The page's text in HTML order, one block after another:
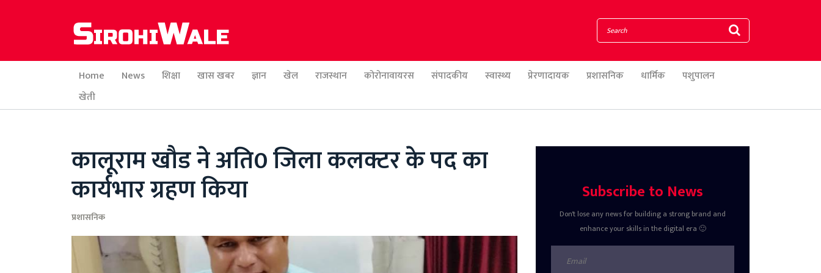
Home News शिक्षा खास खबर ज्ञान खेल राजस्थान कोरोनावायरस संपादकीय स्वास्थ्य प्रेरणादायक प्रशासनिक धार्मिक
पशुपालन
खेती
कालूराम खौड ने अति0 जिला कलक्टर के पद का
कार्यभार ग्रहण किया
प्रशासनिक
Subscribe to News
Don't lose any news for building a strong brand and
enhance your skills in the digital era 🙂